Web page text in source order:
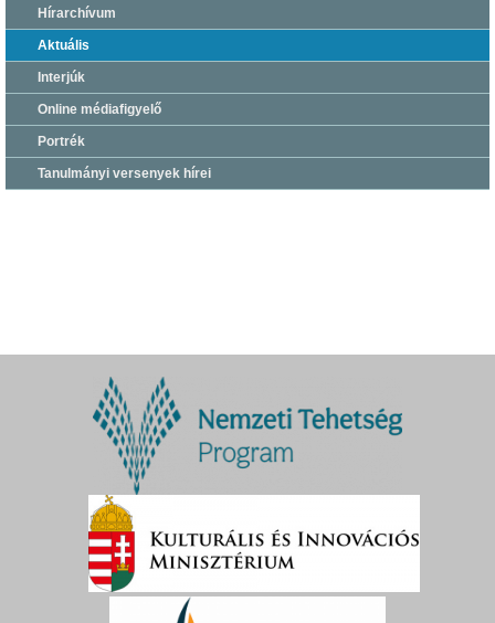
Hírarchívum
Aktuális
Interjúk
Online médiafigyelő
Portrék
Tanulmányi versenyek hírei